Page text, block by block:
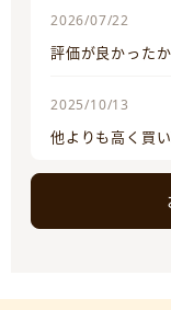
2026/07/22
評価が良かった
2025/10/13
他よりも高く買